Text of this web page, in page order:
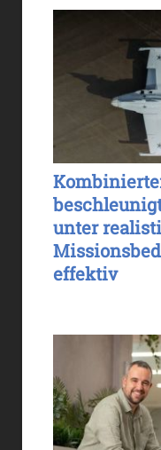
unter
effektiv